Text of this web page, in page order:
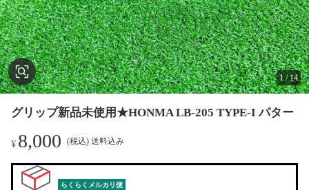
1/14
グリップ新品未使用★HONMA LB-205 TYPE-I パター
¥8,000 (税込) 送料込み
らくらくメルカリ便